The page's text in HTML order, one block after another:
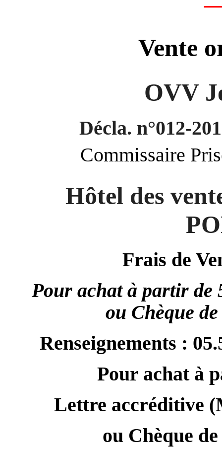
Vente
OVV
Décla. n°012-
Commissaire
Hôtel des
Frais de
Pour achat à partir de
ou Chèque
Renseignements :
Pour achat à
Lettre accréditive (
ou Chèque